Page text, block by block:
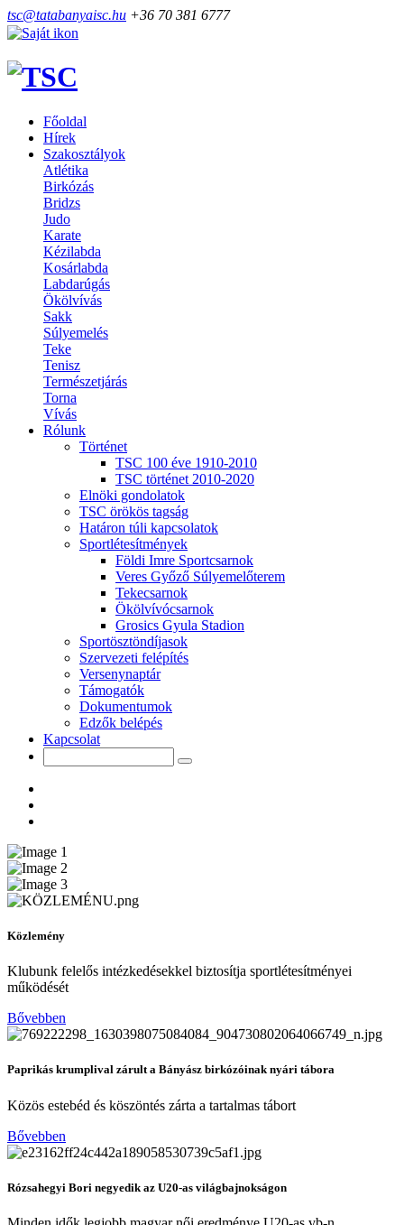
tsc@tatabanyaisc.hu +36 70 381 6777
Főoldal
Hírek
Szakosztályok
Atlétika
Birkózás
Bridzs
Judo
Karate
Kézilabda
Kosárlabda
Labdarúgás
Ökölvívás
Sakk
Súlyemelés
Teke
Tenisz
Természetjárás
Torna
Vívás
Rólunk
Történet
TSC 100 éve 1910-2010
TSC történet 2010-2020
Elnöki gondolatok
TSC örökös tagság
Határon túli kapcsolatok
Sportlétesítmények
Földi Imre Sportcsarnok
Veres Győző Súlyemelőterem
Tekecsarnok
Ökölvívócsarnok
Grosics Gyula Stadion
Sportösztöndíjasok
Szervezeti felépítés
Versenynaptár
Támogatók
Dokumentumok
Edzők belépés
Kapcsolat
Közlemény
Klubunk felelős intézkedésekkel biztosítja sportlétesítményei
működését
Bővebben
Paprikás krumplival zárult a Bányász birkózóinak nyári tábora
Közös estebéd és köszöntés zárta a tartalmas tábort
Bővebben
Rózsahegyi Bori negyedik az U20-as világbajnokságon